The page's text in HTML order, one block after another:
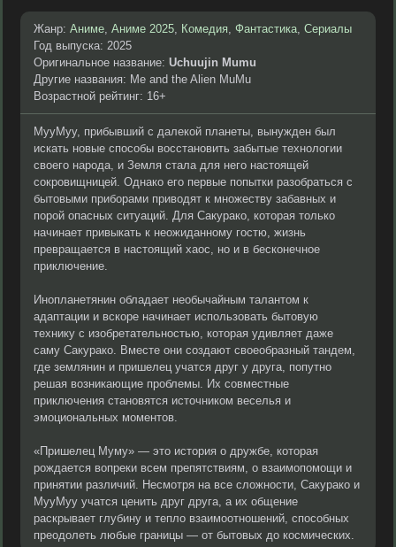
Жанр: Аниме, Аниме 2025, Комедия, Фантастика, Сериалы
Год выпуска: 2025
Оригинальное название: Uchuujin Mumu
Другие названия: Me and the Alien MuMu
Возрастной рейтинг: 16+
МууМуу, прибывший с далекой планеты, вынужден был
искать новые способы восстановить забытые технологии
своего народа, и Земля стала для него настоящей
сокровищницей. Однако его первые попытки разобраться с
бытовыми приборами приводят к множеству забавных и
порой опасных ситуаций. Для Сакурако, которая только
начинает привыкать к неожиданному гостю, жизнь
превращается в настоящий хаос, но и в бесконечное
приключение.
Инопланетянин обладает необычайным талантом к
адаптации и вскоре начинает использовать бытовую
технику с изобретательностью, которая удивляет даже
саму Сакурако. Вместе они создают своеобразный тандем,
где землянин и пришелец учатся друг у друга, попутно
решая возникающие проблемы. Их совместные
приключения становятся источником веселья и
эмоциональных моментов.
«Пришелец Муму» — это история о дружбе, которая
рождается вопреки всем препятствиям, о взаимопомощи и
принятии различий. Несмотря на все сложности, Сакурако и
МууМуу учатся ценить друг друга, а их общение
раскрывает глубину и тепло взаимоотношений, способных
преодолеть любые границы — от бытовых до космических.